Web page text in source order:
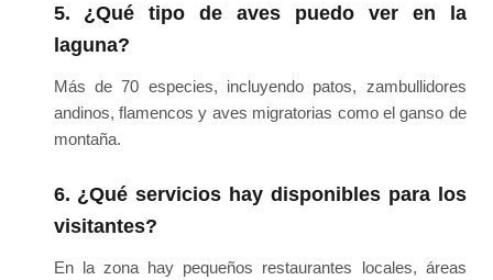
5. ¿Qué tipo de aves puedo ver en la
laguna?
Más de 70 especies, incluyendo patos, zambullidores
andinos, flamencos y aves migratorias como el ganso de
montaña.
6. ¿Qué servicios hay disponibles para los
visitantes?
En la zona hay pequeños restaurantes locales, áreas